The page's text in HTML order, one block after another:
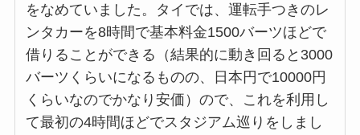
をなめていました。タイでは、運転手つきのレ
ンタカーを8時間で基本料金1500バーツほどで
借りることができる（結果的に動き回ると3000
バーツくらいになるものの、日本円で10000円
くらいなのでかなり安価）ので、これを利用し
て最初の4時間ほどでスタジアム巡りをしまし